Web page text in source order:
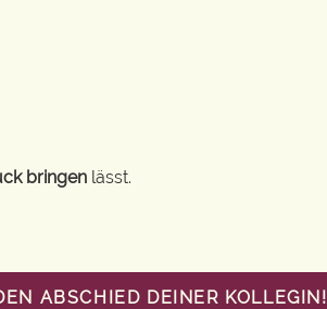
bringen lässt.
ABSCHIED DEINER KOLLEGIN!